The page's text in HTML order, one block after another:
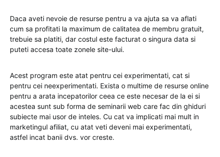
Daca aveti nevoie de resurse pentru a va ajuta sa va aflati
cum sa profitati la maximum de calitatea de membru gratuit,
trebuie sa platiti, dar costul este facturat o singura data si
puteti accesa toate zonele site-ului.
Acest program este atat pentru cei experimentati, cat si
pentru cei neexperimentati. Exista o multime de resurse online
pentru a arata incepatorilor ceea ce este necesar de la ei si
acestea sunt sub forma de seminarii web care fac din ghiduri
subiecte mai usor de inteles. Cu cat va implicati mai mult in
marketingul afiliat, cu atat veti deveni mai experimentati,
astfel incat banii dvs. vor creste.